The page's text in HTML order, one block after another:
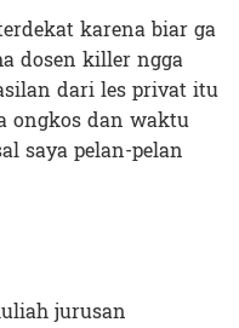
karena biar ga
dosen killer ngga
dari les privat itu
ongkos dan waktu
saya pelan-pelan
jurusan